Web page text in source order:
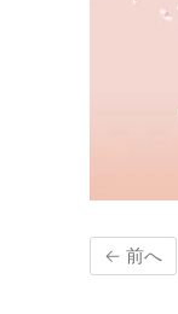
← 前へ